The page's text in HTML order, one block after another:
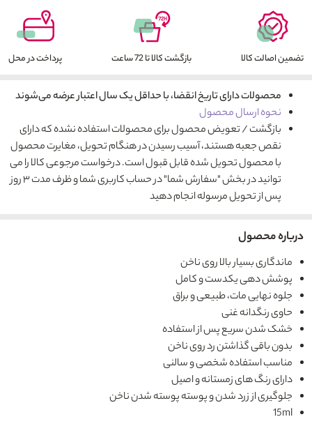
تضمین اصالت کالا بازگشت کالا تا 72 ساعت پرداخت در محل
محصولات دارای تاریخ انقضا، با حداقل یک سال اعتبار عرضه می‌شوند
نحوه ارسال محصول
بازگشت / تعویض محصول برای محصولات استفاده نشده که دارای
نقص جعبه هستند، آسیب رسیدن در هنگام تحویل، مغایرت محصول
با محصول تحویل شده قابل قبول است. درخواست مرجوعی کالا را می
توانید در بخش "سفارش شما" در حساب کاربری شما و ظرف مدت ۳ روز
پس از تحویل مرسوله انجام دهید
درباره محصول
ماندگاری بسیار بالا روی ناخن
پوشش دهی یکدست و کامل
جلوه نهایی مات، طبیعی و براق
حاوی رنگدانه غنی
خشک شدن سریع پس از استفاده
بدون باقی گذاشتن رد روی ناخن
مناسب استفاده شخصی و سالنی
دارای رنگ های زمستانه و اصیل
جلوگیری از زرد شدن و پوسته پوسته شدن ناخن
15ml